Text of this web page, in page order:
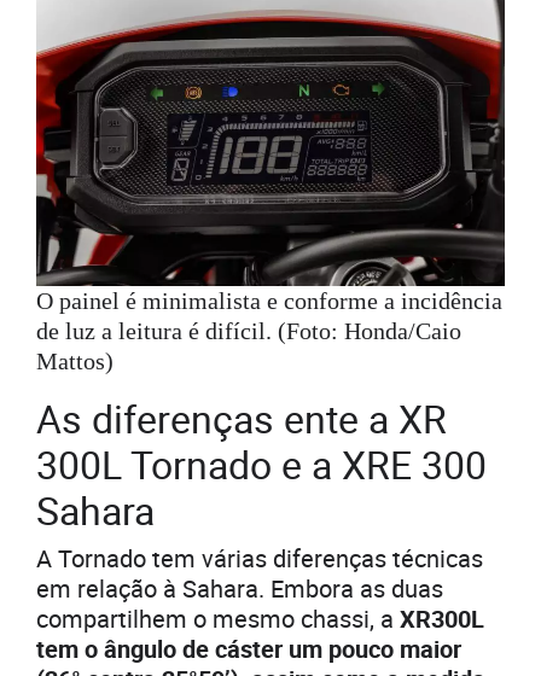
O painel é minimalista e conforme a incidência
de luz a leitura é difícil. (Foto: Honda/Caio
Mattos)
As diferenças ente a XR
300L Tornado e a XRE 300
Sahara
A Tornado tem várias diferenças técnicas
em relação à Sahara. Embora as duas
compartilhem o mesmo chassi, a XR300L
tem o ângulo de cáster um pouco maior